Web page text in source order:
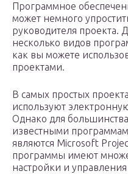
Программное
может немного
руководителя проекта.
несколько видов
как вы можете
проектами.
В самых простых
используют
Однако для
известными
являются Microsoft
программы имеют
настройки и